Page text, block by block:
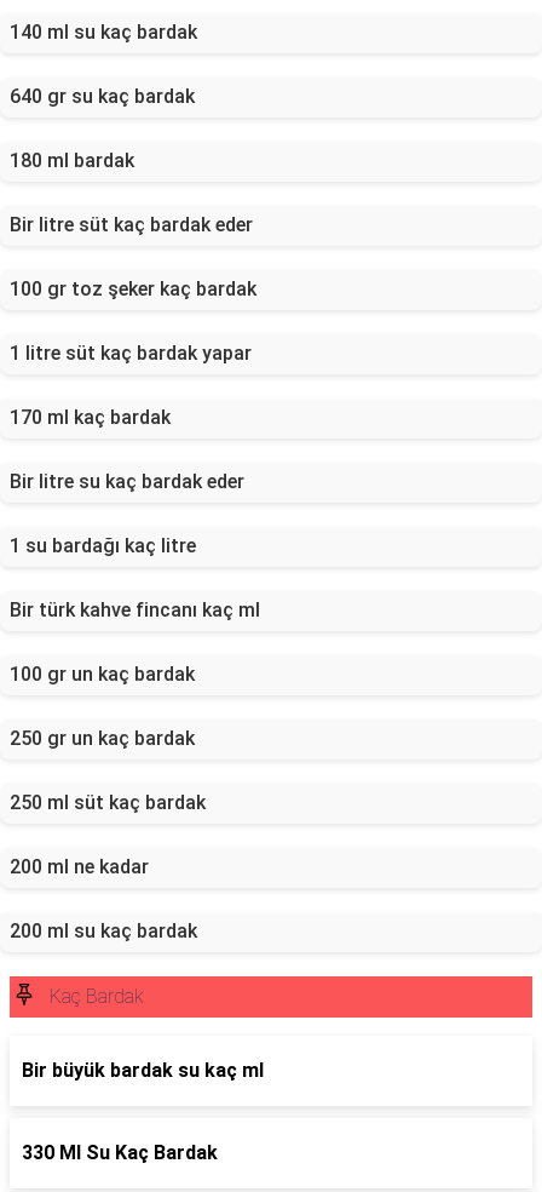
140 ml su kaç bardak
640 gr su kaç bardak
180 ml bardak
Bir litre süt kaç bardak eder
100 gr toz şeker kaç bardak
1 litre süt kaç bardak yapar
170 ml kaç bardak
Bir litre su kaç bardak eder
1 su bardağı kaç litre
Bir türk kahve fincanı kaç ml
100 gr un kaç bardak
250 gr un kaç bardak
250 ml süt kaç bardak
200 ml ne kadar
200 ml su kaç bardak
Kaç Bardak
Bir büyük bardak su kaç ml
330 Ml Su Kaç Bardak